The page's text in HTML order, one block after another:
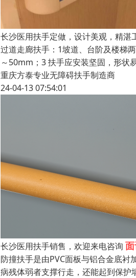
长沙医用扶手定做，设计美观，精湛
过道走廊扶手：1坡道、台阶及楼梯
～50mm；3 扶手应安装坚固，形状
重庆方泰专业无障碍扶手制造商
24-04-13 07:54:01
长沙医用扶手销售，欢迎来电咨询
防撞扶手是由PVC面板与铝合金底
病残体弱者支撑行走，还能起到保